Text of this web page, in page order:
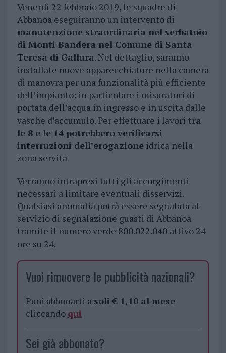
Venerdì 22 febbraio 2019, le squadre di
Abbanoa eseguiranno un intervento di
manutenzione straordinaria nel serbatoio
di Monti Bandera nel Comune di Santa
Teresa di Gallura. Nel dettaglio, saranno
installate nuove apparecchiature nella camera
di manovra per una funzionalità più efficiente
dell’impianto: in particolare i misuratori di
portata dell’acqua in ingresso e in uscita dalle
vasche d’accumulo. Per effettuare i lavori tra
le 8 e le 14 potrebbero verificarsi
interruzioni dell’erogazioneidrica nella
zona servita
Verranno intrapresi tutti gli accorgimenti
necessari a limitare eventuali disservizi.
Qualsiasi anomalia potrà essere segnalata al
servizio di segnalazione guasti di Abbanoa
tramite il numero verde 800.022.040 attivo 24
ore su 24.
Vuoi rimuovere le pubblicità nazionali?
Puoi abbonarti a soli € 1,10 al mese
cliccando qui
Sei già abbonato?